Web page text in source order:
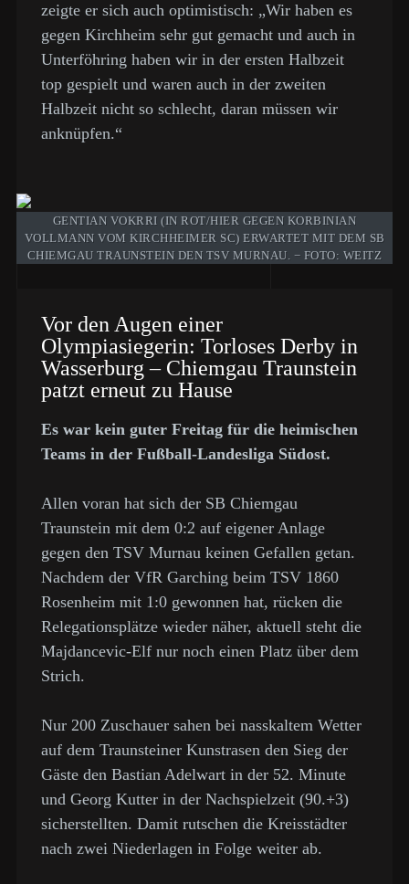
zeigte er sich auch optimistisch: „Wir haben es
gegen Kirchheim sehr gut gemacht und auch in
Unterföhring haben wir in der ersten Halbzeit
top gespielt und waren auch in der zweiten
Halbzeit nicht so schlecht, daran müssen wir
anknüpfen.“
GENTIAN VOKRRI (IN ROT/HIER GEGEN KORBINIAN
VOLLMANN VOM KIRCHHEIMER SC) ERWARTET MIT DEM SB
CHIEMGAU TRAUNSTEIN DEN TSV MURNAU. − FOTO: WEITZ
Vor den Augen einer
Olympiasiegerin: Torloses Derby in
Wasserburg – Chiemgau Traunstein
patzt erneut zu Hause
Es war kein guter Freitag für die heimischen
Teams in der Fußball-Landesliga Südost.
Allen voran hat sich der SB Chiemgau
Traunstein mit dem 0:2 auf eigener Anlage
gegen den TSV Murnau keinen Gefallen getan.
Nachdem der VfR Garching beim TSV 1860
Rosenheim mit 1:0 gewonnen hat, rücken die
Relegationsplätze wieder näher, aktuell steht die
Majdancevic-Elf nur noch einen Platz über dem
Strich.
Nur 200 Zuschauer sahen bei nasskaltem Wetter
auf dem Traunsteiner Kunstrasen den Sieg der
Gäste den Bastian Adelwart in der 52. Minute
und Georg Kutter in der Nachspielzeit (90.+3)
sicherstellten. Damit rutschen die Kreisstädter
nach zwei Niederlagen in Folge weiter ab.